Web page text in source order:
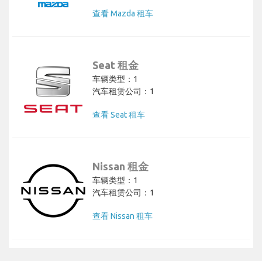
查看 Mazda 租车
Seat 租金
车辆类型：1
汽车租赁公司：1
查看 Seat 租车
Nissan 租金
车辆类型：1
汽车租赁公司：1
查看 Nissan 租车